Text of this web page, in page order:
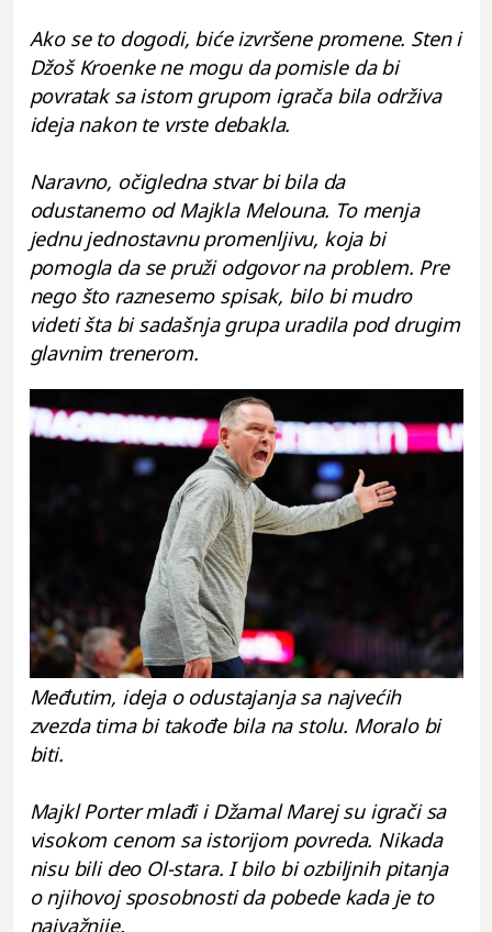
Ako se to dogodi, biće izvršene promene. Sten i
Džoš Kroenke ne mogu da pomisle da bi
povratak sa istom grupom igrača bila održiva
ideja nakon te vrste debakla.
Naravno, očigledna stvar bi bila da
odustanemo od Majkla Melouna. To menja
jednu jednostavnu promenljivu, koja bi
pomogla da se pruži odgovor na problem. Pre
nego što raznesemo spisak, bilo bi mudro
videti šta bi sadašnja grupa uradila pod drugim
glavnim trenerom.
Međutim, ideja o odustajanja sa najvećih
zvezda tima bi takođe bila na stolu. Moralo bi
biti.
Majkl Porter mlađi i Džamal ​​Marej su igrači sa
visokom cenom sa istorijom povreda. Nikada
nisu bili deo Ol-stara. I bilo bi ozbiljnih pitanja
o njihovoj sposobnosti da pobede kada je to
najvažnije.